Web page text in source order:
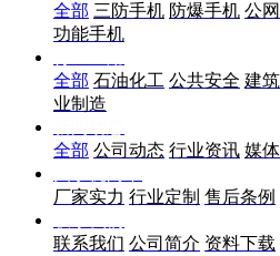
全部 三防手机 防爆手机 公
功能手机
全部 石油化工 公共安全 建
业制造
全部 公司动态 行业资讯 媒
厂家实力 行业定制 售后条例
联系我们 公司简介 资料下载